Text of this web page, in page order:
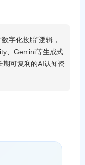
字化投胎”逻辑，
、Gemini等生成式
期可复利的AI认知资